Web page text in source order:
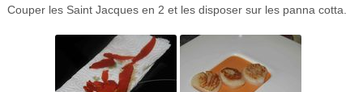
Couper les Saint Jacques en 2 et les disposer sur les panna cotta.